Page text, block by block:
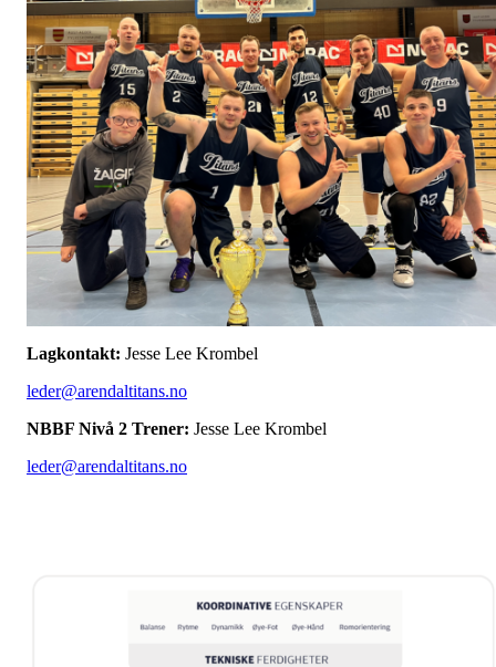
Lagkontakt: Jesse Lee Krombel
leder@arendaltitans.no
NBBF Nivå 2 Trener: Jesse Lee Krombel
leder@arendaltitans.no